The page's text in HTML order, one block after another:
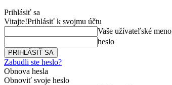
Prihlásiť sa
Vitajte!Prihlásiť k svojmu účtu
Vaše užívateľské meno
heslo
Zabudli ste heslo?
Obnova hesla
Obnoviť svoje heslo